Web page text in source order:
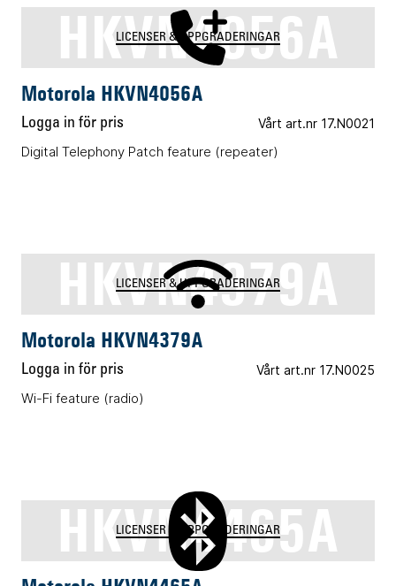
HKVN4056A
LICENSER & UPPGRADERINGAR
Motorola HKVN4056A
Logga in för pris Vårt art.nr 17.N0021
Digital Telephony Patch feature (repeater)
HKVN4379A
LICENSER & UPPGRADERINGAR
Motorola HKVN4379A
Logga in för pris Vårt art.nr 17.N0025
Wi-Fi feature (radio)
HKVN4465A
LICENSER & UPPGRADERINGAR